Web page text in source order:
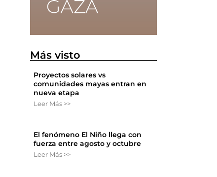
Más visto
Proyectos solares vs
comunidades mayas entran en
nueva etapa
Leer Más >>
El fenómeno El Niño llega con
fuerza entre agosto y octubre
Leer Más >>